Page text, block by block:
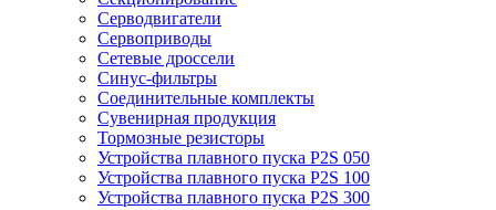
Серводвигатели
Сервоприводы
Сетевые дроссели
Синус-фильтры
Соединительные комплекты
Сувенирная продукция
Тормозные резисторы
Устройства плавного пуска P2S 050
Устройства плавного пуска P2S 100
Устройства плавного пуска P2S 300